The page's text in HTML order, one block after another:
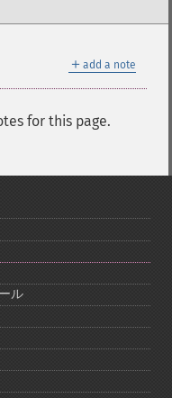
＋ add a note
for this page.
ル